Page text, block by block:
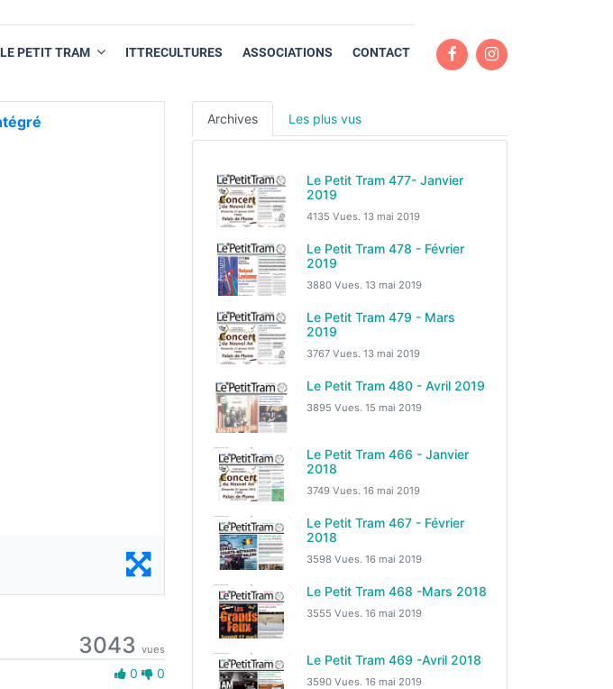
LE PETIT TRAM ITTRECULTURES ASSOCIATIONS CONTACT
3043 vues
0 0
Archives Les plus vus
Le Petit Tram 477- Janvier
2019
4135 Vues. 13 mai 2019
Le Petit Tram 478 - Février
2019
3880 Vues. 13 mai 2019
Le Petit Tram 479 - Mars
2019
3767 Vues. 13 mai 2019
Le Petit Tram 480 - Avril 2019
3895 Vues. 15 mai 2019
Le Petit Tram 466 - Janvier
2018
3749 Vues. 16 mai 2019
Le Petit Tram 467 - Février
2018
3598 Vues. 16 mai 2019
Le Petit Tram 468 -Mars 2018
3555 Vues. 16 mai 2019
Le Petit Tram 469 -Avril 2018
3590 Vues. 16 mai 2019